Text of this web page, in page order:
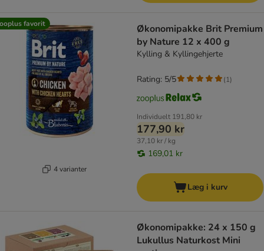
favorit
4 varianter
Økonomipakke Brit Premium
by Nature 12 x 400 g
Kylling & Kyllingehjerte
Individuelt 191,80 kr
177,90 kr
37,10 kr / kg
169,01 kr
Rating: 5/5 (1)
Læg i kurv
Økonomipakke: 24 x 150 g
Lukullus Naturkost Mini